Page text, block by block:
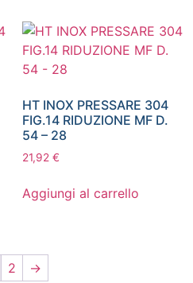
HT INOX PRESSARE 304
FIG.14 RIDUZIONE MF D.
54 – 28
21,92 €
Aggiungi al carrello
2 →